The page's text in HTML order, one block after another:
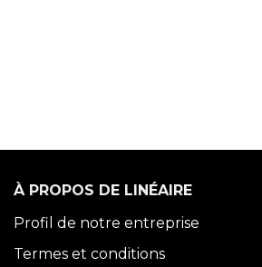
À PROPOS DE LINÉAIRE
Profil de notre entreprise
Termes et conditions